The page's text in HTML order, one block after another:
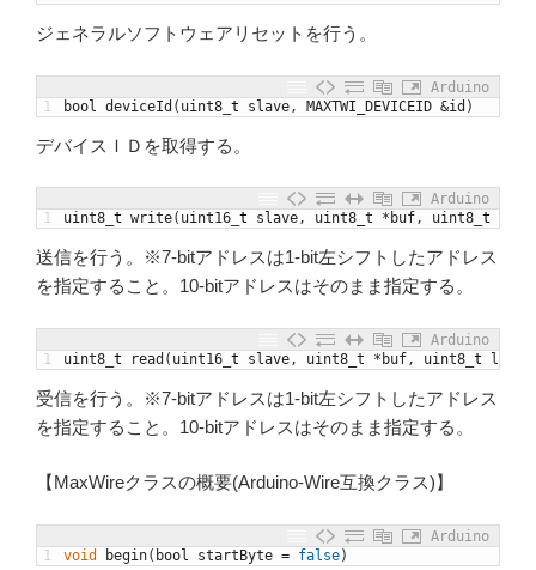
ジェネラルソフトウェアリセットを行う。
Arduino
1
bool deviceId ( uint8 t slave, MAXTWI_DEVICEID &id )
デバイスＩＤを取得する。
Arduino
1
uint8 t write( uint16 t slave, uint8_t * buf, uint8 t
送信を行う。※7-bitアドレスは1-bit左シフトしたアドレス
を指定すること。10-bitアドレスはそのまま指定する。
Arduino
1
uint8 t read ( uint16 t slave, uint8_t * buf, uint8 t len
受信を行う。※7-bitアドレスは1-bit左シフトしたアドレス
を指定すること。10-bitアドレスはそのまま指定する。
【MaxWireクラスの概要(Arduino-Wire互換クラス)】
Arduino
1
void begin( bool startByte = false)